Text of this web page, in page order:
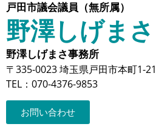
戸田市議会議員（無所属）
野澤しげまさ
野澤しげまさ事務所
〒335-0023 埼玉県戸田市本町1-
TEL：070-4376-9853
お問い合わせ